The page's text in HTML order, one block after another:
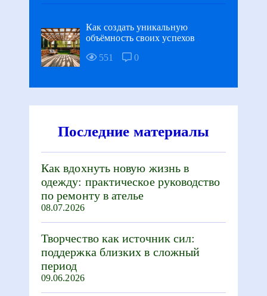
Как создать уникальную
объёмность своих успехов
551
0
Последние материалы
Как вдохнуть новую жизнь в
одежду: практическое руководство
по ремонту в ателье
08.07.2026
Творчество как источник сил:
поддержка близких в сложный
период
09.06.2026